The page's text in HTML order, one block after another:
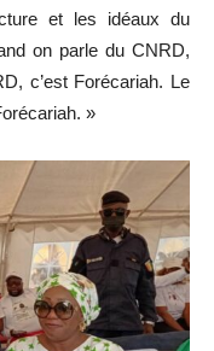
et les idéaux du
on parle du CNRD,
c’est Forécariah. Le
»